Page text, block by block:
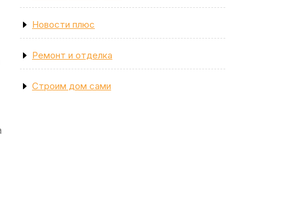
Новости плюс
Ремонт и отделка
Строим дом сами